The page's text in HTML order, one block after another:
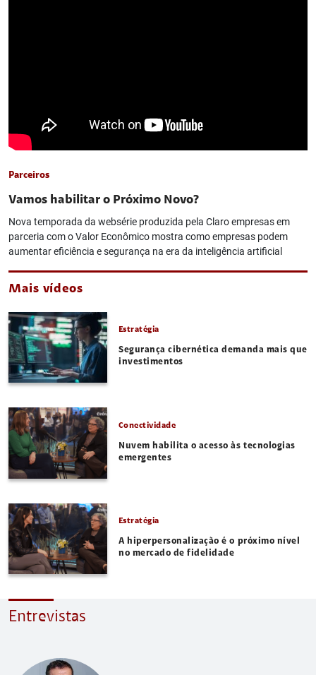
Parceiros
Vamos habilitar o Próximo Novo?
Nova temporada da websérie produzida pela Claro empresas em
parceria com o Valor Econômico mostra como empresas podem
aumentar eficiência e segurança na era da inteligência artificial
Mais vídeos
Estratégia
Segurança cibernética demanda mais que
investimentos
Conectividade
Nuvem habilita o acesso às tecnologias
emergentes
Estratégia
A hiperpersonalização é o próximo nível
no mercado de fidelidade
Entrevistas